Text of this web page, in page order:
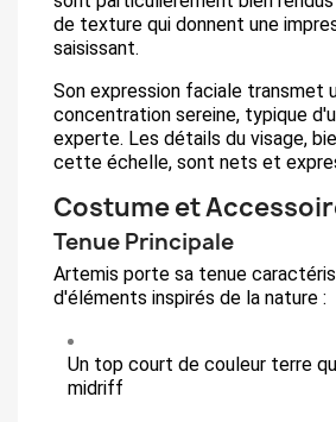
de texture qui donnent une
saisissant.
Son expression faciale transmet
concentration sereine, typique
experte. Les détails du visage,
cette échelle, sont nets et
Costume et
Tenue Principale
Artemis porte sa tenue
d'éléments inspirés de la nature :
Un top court de couleur terre
midriff